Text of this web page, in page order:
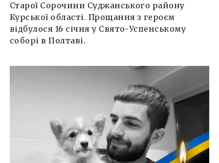
Старої Сорочини Суджанського району
Курської області. Прощання з героєм
відбулося 16 січня у Свято-Успенському
соборі в Полтаві.